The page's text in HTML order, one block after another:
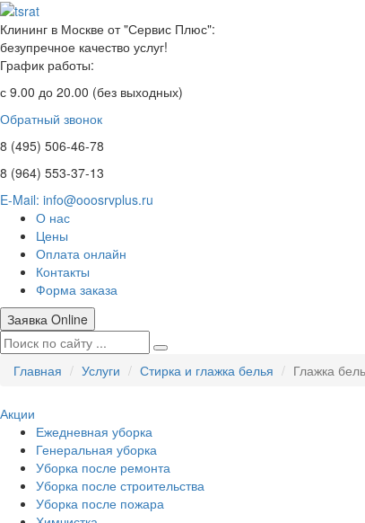
Клининг в Москве от "Сервис Плюс":
безупречное качество услуг!
График работы:
с 9.00 до 20.00 (без выходных)
Обратный звонок
8 (495) 506-46-78
8 (964) 553-37-13
E-Mail: info@ooosrvplus.ru
О нас
Цены
Оплата онлайн
Контакты
Форма заказа
Заявка Online
Главная Услуги Стирка и глажка белья Глажка
Акции
Ежедневная уборка
Генеральная уборка
Уборка после ремонта
Уборка после строительства
Уборка после пожара